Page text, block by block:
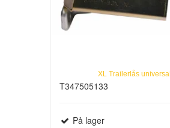
XL Trailerlås universal
T347505133
På lager